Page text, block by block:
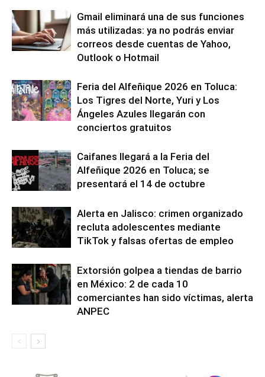
Gmail eliminará una de sus funciones
más utilizadas: ya no podrás enviar
correos desde cuentas de Yahoo,
Outlook o Hotmail
Feria del Alfeñique 2026 en Toluca:
Los Tigres del Norte, Yuri y Los
Ángeles Azules llegarán con
conciertos gratuitos
Caifanes llegará a la Feria del
Alfeñique 2026 en Toluca; se
presentará el 14 de octubre
Alerta en Jalisco: crimen organizado
recluta adolescentes mediante
TikTok y falsas ofertas de empleo
Extorsión golpea a tiendas de barrio
en México: 2 de cada 10
comerciantes han sido víctimas, alerta
ANPEC